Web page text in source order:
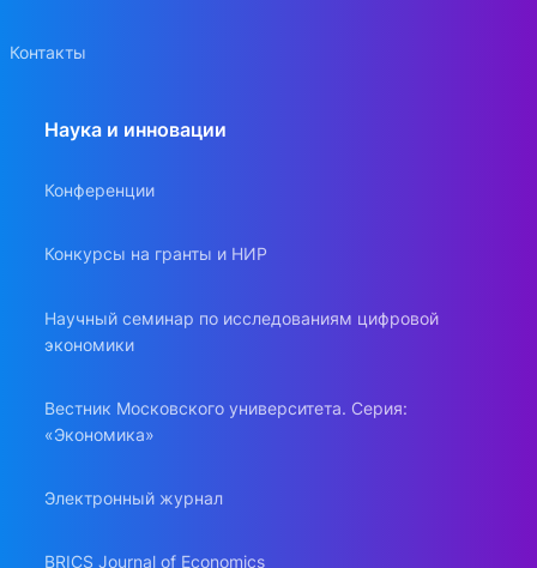
Контакты
Наука и инновации
Конференции
Конкурсы на гранты и НИР
Научный семинар по исследованиям цифровой
экономики
Вестник Московского университета. Серия:
«Экономика»
Электронный журнал
BRICS Journal of Economics